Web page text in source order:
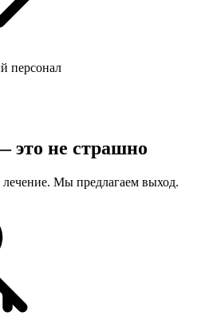
персонал
не страшно
Мы предлагаем выход.